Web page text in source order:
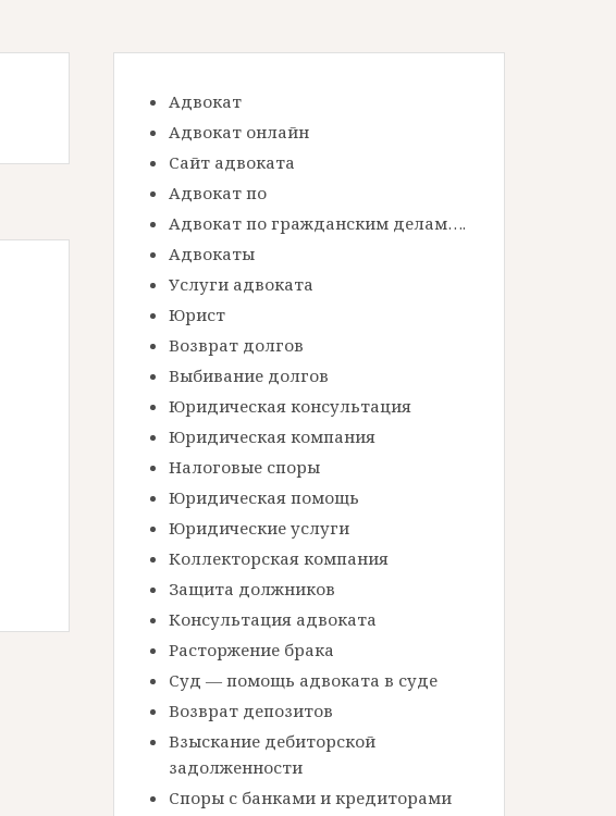
Адвокат
Адвокат онлайн
Сайт адвоката
Адвокат по
Адвокат по гражданским делам….
Адвокаты
Услуги адвоката
Юрист
Возврат долгов
Выбивание долгов
Юридическая консультация
Юридическая компания
Налоговые споры
Юридическая помощь
Юридические услуги
Коллекторская компания
Защита должников
Консультация адвоката
Расторжение брака
Суд — помощь адвоката в суде
Возврат депозитов
Взыскание дебиторской
задолженности
Споры с банками и кредиторами